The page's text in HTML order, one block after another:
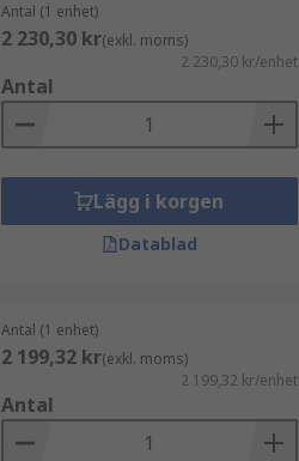
Antal (1 enhet)
2 230,30 kr(exkl. moms)
2 230,30 kr/enhet
Antal
Lägg i korgen
Datablad
Antal (1 enhet)
2 199,32 kr(exkl. moms)
2 199,32 kr/enhet
Antal